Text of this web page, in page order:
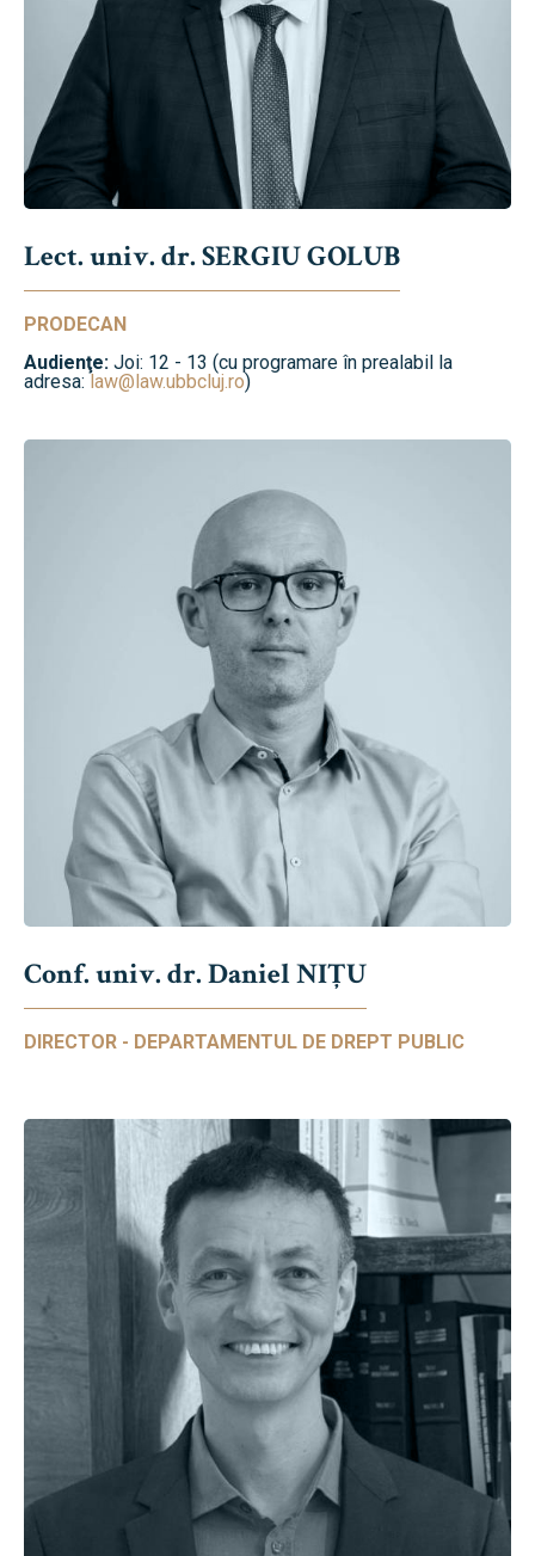
Lect. univ. dr. SERGIU GOLUB
PRODECAN
Audienţe: Joi: 12 - 13 (cu programare în prealabil la
adresa:law@law.ubbcluj.ro)
Conf. univ. dr. Daniel NIŢU
DIRECTOR - DEPARTAMENTUL DE DREPT PUBLIC